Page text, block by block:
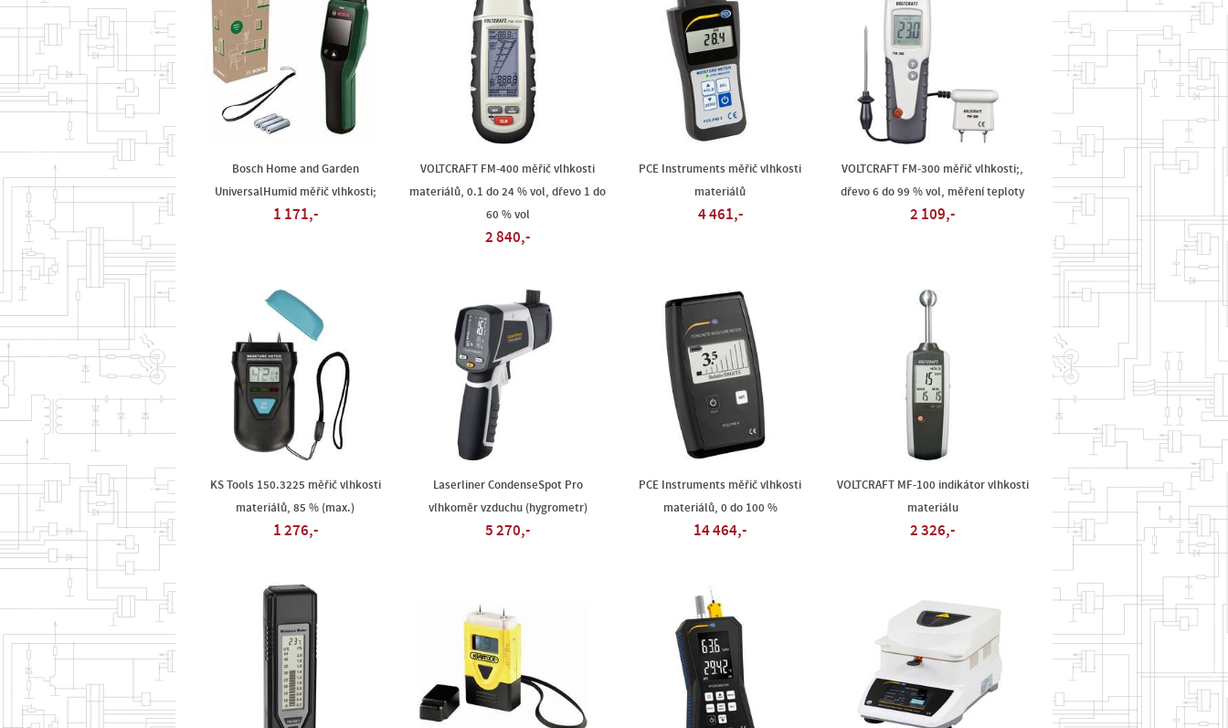
Bosch Home and Garden
UniversalHumid měřič vlhkosti;
1 171,-
VOLTCRAFT FM-400 měřič vlhkosti
materiálů, 0.1 do 24 % vol, dřevo 1 do
60 % vol
2 840,-
PCE Instruments měřič vlhkosti
materiálů
4 461,-
VOLTCRAFT FM-300 měřič vlhkosti;,
dřevo 6 do 99 % vol, měření teploty
2 109,-
KS Tools 150.3225 měřič vlhkosti
materiálů, 85 % (max.)
1 276,-
Laserliner CondenseSpot Pro
vlhkoměr vzduchu (hygrometr)
5 270,-
PCE Instruments měřič vlhkosti
materiálů, 0 do 100 %
14 464,-
VOLTCRAFT MF-100 indikátor vlhkosti
materiálu
2 326,-